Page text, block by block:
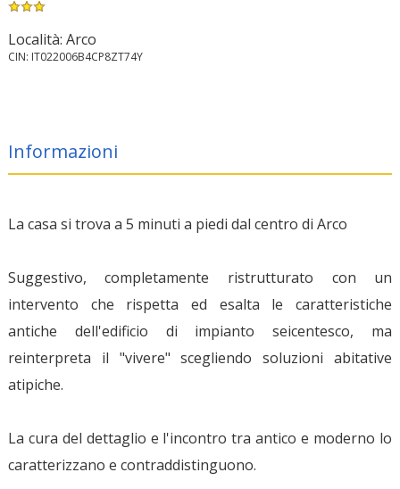
Località: Arco
CIN: IT022006B4CP8ZT74Y
Informazioni
La casa si trova a 5 minuti a piedi dal centro di Arco
Suggestivo, completamente ristrutturato con un
intervento che rispetta ed esalta le caratteristiche
antiche dell'edificio di impianto seicentesco, ma
reinterpreta il "vivere" scegliendo soluzioni abitative
atipiche.
La cura del dettaglio e l'incontro tra antico e moderno lo
caratterizzano e contraddistinguono.